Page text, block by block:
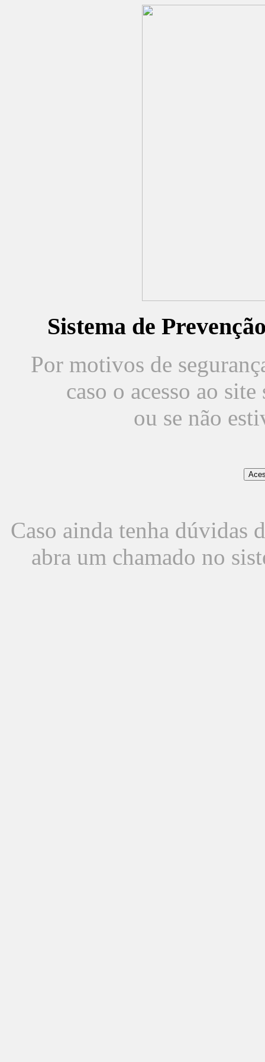
Sistema de
Por motivos de
caso o acesso ao
ou se não
Caso ainda tenha dúvidas
abra um chamado no